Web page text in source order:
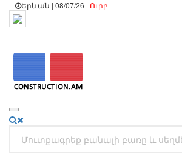
Երևան | 08/07/26 | Ուրբ